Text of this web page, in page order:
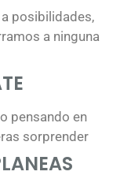
posibilidades,
a ninguna
pensando en
sorprender